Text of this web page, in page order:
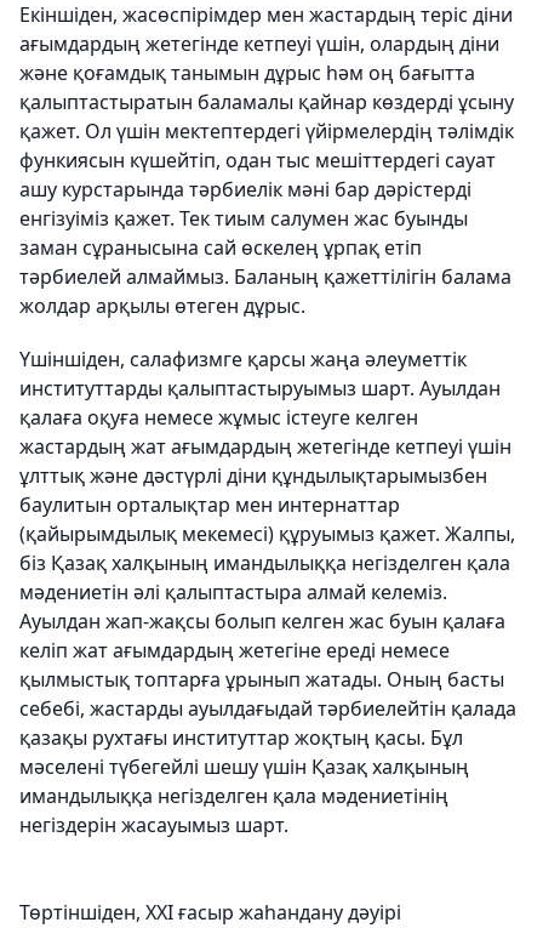
Екіншіден, жасөспірімдер мен жастардың теріс діни
ағымдардың жетегінде кетпеуі үшін, олардың діни
және қоғамдық танымын дұрыс һәм оң бағытта
қалыптастыратын баламалы қайнар көздерді ұсыну
қажет. Ол үшін мектептердегі үйірмелердің тәлімдік
функиясын күшейтіп, одан тыс мешіттердегі сауат
ашу курстарында тәрбиелік мәні бар дәрістерді
енгізуіміз қажет. Тек тиым салумен жас буынды
заман сұранысына сай өскелең ұрпақ етіп
тәрбиелей алмаймыз. Баланың қажеттілігін балама
жолдар арқылы өтеген дұрыс.
Үшіншіден, салафизмге қарсы жаңа әлеуметтік
институттарды қалыптастыруымыз шарт. Ауылдан
қалаға оқуға немесе жұмыс істеуге келген
жастардың жат ағымдардың жетегінде кетпеуі үшін
ұлттық және дәстүрлі діни құндылықтарымызбен
баулитын орталықтар мен интернаттар
(қайырымдылық мекемесі) құруымыз қажет. Жалпы,
біз Қазақ халқының имандылыққа негізделген қала
мәдениетін әлі қалыптастыра алмай келеміз.
Ауылдан жап-жақсы болып келген жас буын қалаға
келіп жат ағымдардың жетегіне ереді немесе
қылмыстық топтарға ұрынып жатады. Оның басты
себебі, жастарды ауылдағыдай тәрбиелейтін қалада
қазақы рухтағы институттар жоқтың қасы. Бұл
мәселені түбегейлі шешу үшін Қазақ халқының
имандылыққа негізделген қала мәдениетінің
негіздерін жасауымыз шарт.
Төртіншіден, ХХІ ғасыр жаһандану дәуірі